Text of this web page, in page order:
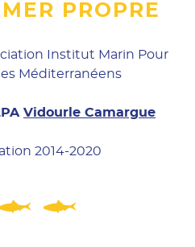
PROPRE
Institut Marin Pour
Méditerranéens
Vidourle Camargue
2014-2020